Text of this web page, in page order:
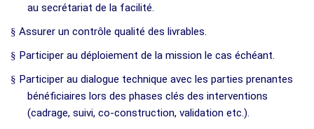
au secrétariat de la facilité.
§ Assurer un contrôle qualité des livrables.
§ Participer au déploiement de la mission le cas échéant.
§ Participer au dialogue technique avec les parties prenantes
bénéficiaires lors des phases clés des interventions
(cadrage, suivi, co-construction, validation etc.).